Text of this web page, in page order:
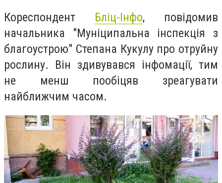
Кореспондент Бліц-Інфо, повідомив
начальника "Муніципальна інспекція з
благоустрою" Степана Кукулу про отруйну
рослину. Він здивувався інфомації, тим
не менш пообіцяв зреагувати
найближчим часом.